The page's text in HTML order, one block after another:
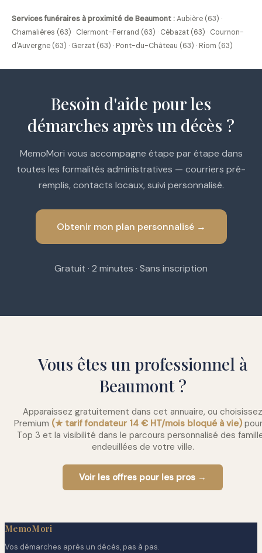
Services funéraires à proximité de Beaumont :Aubière (63) ·
Chamalières (63) · Clermont-Ferrand (63) · Cébazat (63) · Cournon-
d'Auvergne (63) · Gerzat (63) · Pont-du-Château (63) · Riom (63)
Besoin d'aide pour les
démarches après un décès ?
MemoMori vous accompagne étape par étape dans
toutes les formalités administratives — courriers pré-
remplis, contacts locaux, suivi personnalisé.
Obtenir mon plan personnalisé →
Gratuit · 2 minutes · Sans inscription
Vous êtes un professionnel à
Beaumont ?
Apparaissez gratuitement dans cet annuaire, ou choisissez
Premium (★ tarif fondateur 14 € HT/mois bloqué à vie)
Top 3 et la visibilité dans le parcours personnalisé des
endeuillées de votre ville.
Voir les offres pour les pros →
MemoMori
Vos démarches après un décès, pas à pas.